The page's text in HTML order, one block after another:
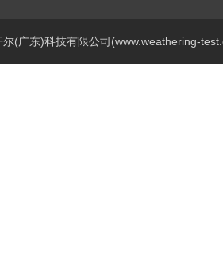
(广东)科技有限公司(www.weathering-